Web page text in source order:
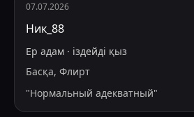
07.07.2026
Ник_88
Ер адам · іздейді қыз
Басқа, Флирт
"Нормальный адекватный"